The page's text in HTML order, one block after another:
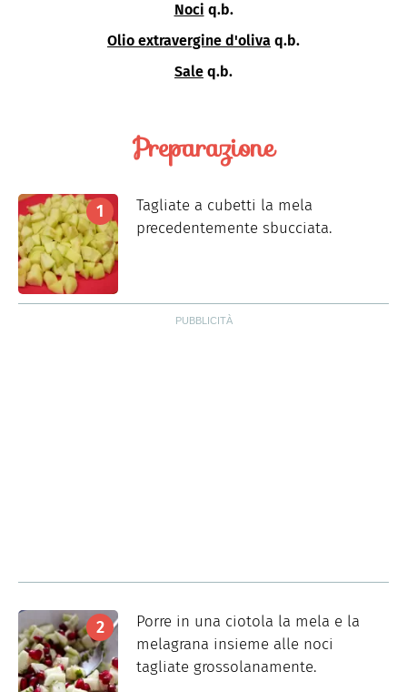
Noci q.b.
Olio extravergine d'oliva q.b.
Sale q.b.
Preparazione
Tagliate a cubetti la mela
precedentemente sbucciata.
Porre in una ciotola la mela e la
melagrana insieme alle noci
tagliate grossolanamente.